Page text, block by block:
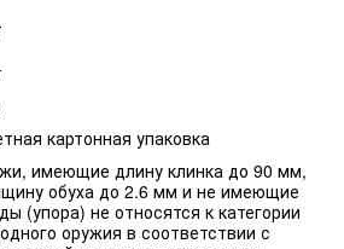
картонная упаковка
имеющие длину клинка до 90 мм,
обуха до 2.6 мм и не имеющие
(упора) не относятся к категории
оружия в соответствии с